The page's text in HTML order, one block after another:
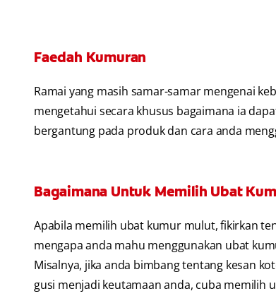
Faedah Kumuran
Ramai yang masih samar-samar mengenai
mengetahui secara khusus bagaimana ia
bergantung pada produk dan cara anda
Bagaimana Untuk Memilih Ubat
Apabila memilih ubat kumur mulut, fikirkan
mengapa anda mahu menggunakan ubat
Misalnya, jika anda bimbang tentang kesan
gusi menjadi keutamaan anda, cuba memilih